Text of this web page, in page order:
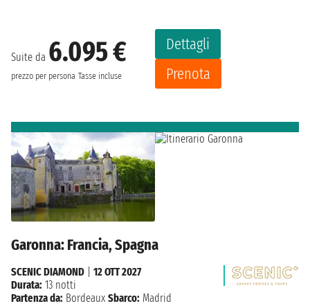
Suite da 6.095 €
prezzo per persona Tasse incluse
Dettagli
Prenota
Garonna: Francia, Spagna
SCENIC DIAMOND
12 OTT 2027
Durata: 13 notti
Partenza da: Bordeaux Sbarco: Madrid